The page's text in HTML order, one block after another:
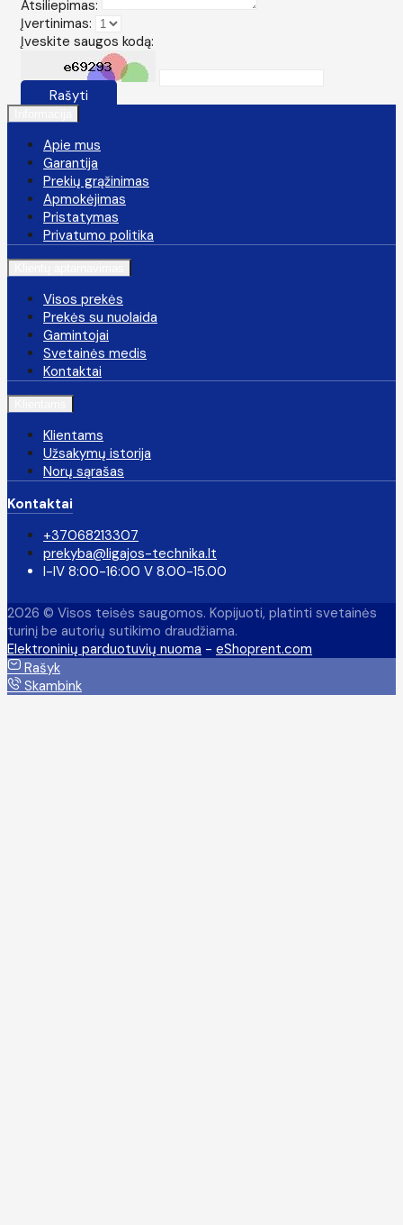
Atsiliepimas:
Įvertinimas:
Įveskite saugos kodą:
Rašyti
Apie mus
Garantija
Prekių grąžinimas
Apmokėjimas
Pristatymas
Privatumo politika
Visos prekės
Prekės su nuolaida
Gamintojai
Svetainės medis
Kontaktai
Klientams
Užsakymų istorija
Norų sąrašas
Kontaktai
+37068213307
prekyba@ligajos-technika.lt
I-IV 8:00-16:00 V 8.00-15.00
2026 © Visos teisės saugomos. Kopijuoti, platinti svetainės
turinį be autorių sutikimo draudžiama.
Elektroninių parduotuvių nuoma - eShoprent.com
Rašyk
Skambink